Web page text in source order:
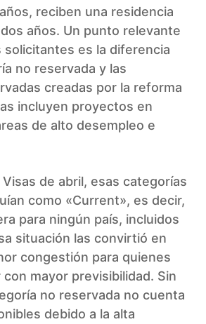
reciben una residencia
años. Un punto relevante
solicitantes es la diferencia
no reservada y las
creadas por la reforma
incluyen proyectos en
de alto desempleo e
de abril, esas categorías
como «Current», es decir,
para ningún país, incluidos
situación las convirtió en
congestión para quienes
mayor previsibilidad. Sin
no reservada no cuenta
debido a la alta